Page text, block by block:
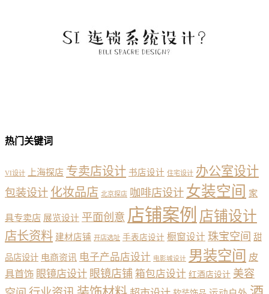
热门关键词
VI设计 上海探店 专卖店设计 书店设计 住宅设计 办公室设计
包装设计 化妆品店 北京探店 咖啡店设计 女装空间 家
具专卖店 展览设计 平面创意 店铺案例 店铺设计
店长资料 建材店铺 开店选址 手表店设计 橱窗设计 珠宝空间 甜
品店设计 电商资讯 电子产品店设计 电影城设计 男装空间 皮
具首饰 眼镜店设计 眼镜店铺 箱包店设计 红酒店设计 美容